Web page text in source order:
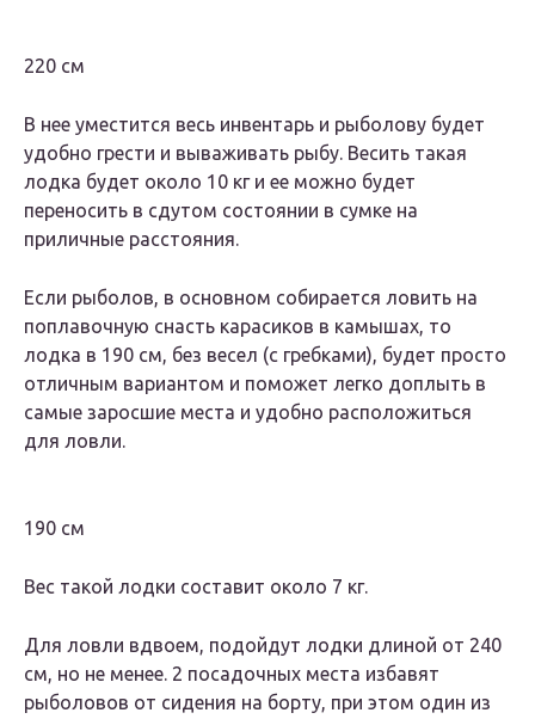
220 см
В нее уместится весь инвентарь и рыболову будет
удобно грести и вываживать рыбу. Весить такая
лодка будет около 10 кг и ее можно будет
переносить в сдутом состоянии в сумке на
приличные расстояния.
Если рыболов, в основном собирается ловить на
поплавочную снасть карасиков в камышах, то
лодка в 190 см, без весел (с гребками), будет просто
отличным вариантом и поможет легко доплыть в
самые заросшие места и удобно расположиться
для ловли.
190 см
Вес такой лодки составит около 7 кг.
Для ловли вдвоем, подойдут лодки длиной от 240
см, но не менее. 2 посадочных места избавят
рыболовов от сидения на борту, при этом один из